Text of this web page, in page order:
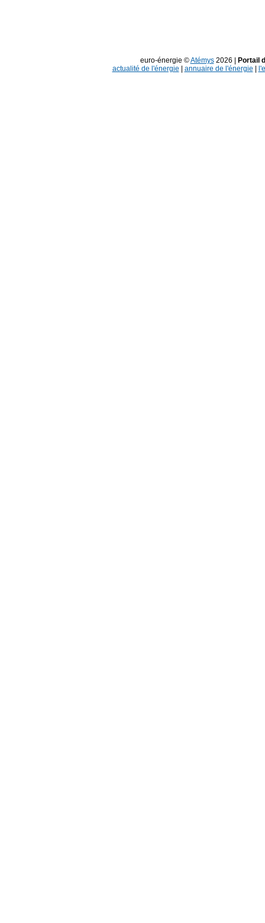
euro-énergie ©Atémys2026 |
Portail
actualité de l'énergie
annuaire de l'énergie